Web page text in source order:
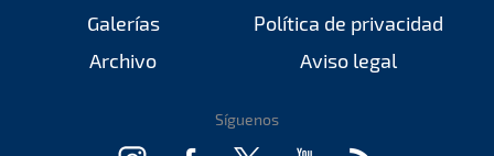
Galerías
Archivo
Política de privacidad
Aviso legal
Síguenos